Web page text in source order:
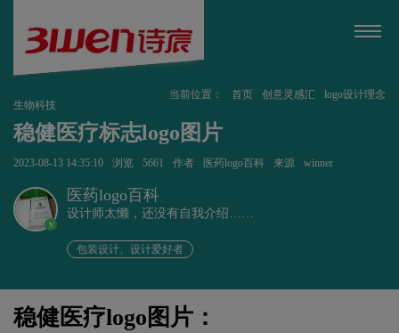
当前位置： 首页 创意灵感汇
logo设计理念
生物科技
稳健医疗标志logo图片
2023-08-13 14:35:10 浏览 5661 作者 医药logo百科 来源 winner
v
医药logo百科
设计师太懒，还没有自我介绍……
包装设计、设计爱好者
稳健医疗logo图片：